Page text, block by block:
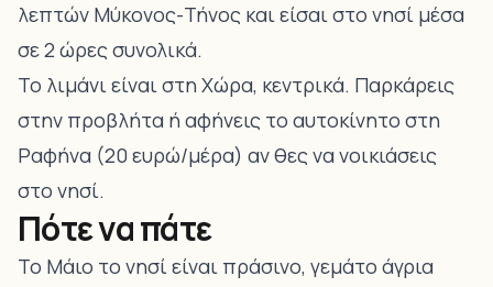
λεπτών Μύκονος-Τήνος και είσαι στο νησί μέσα
σε 2 ώρες συνολικά.
Το λιμάνι είναι στη Χώρα, κεντρικά. Παρκάρεις
στην προβλήτα ή αφήνεις το αυτοκίνητο στη
Ραφήνα (20 ευρώ/μέρα) αν θες να νοικιάσεις
στο νησί.
Πότε να πάτε
Το Μάιο το νησί είναι πράσινο, γεμάτο άγρια